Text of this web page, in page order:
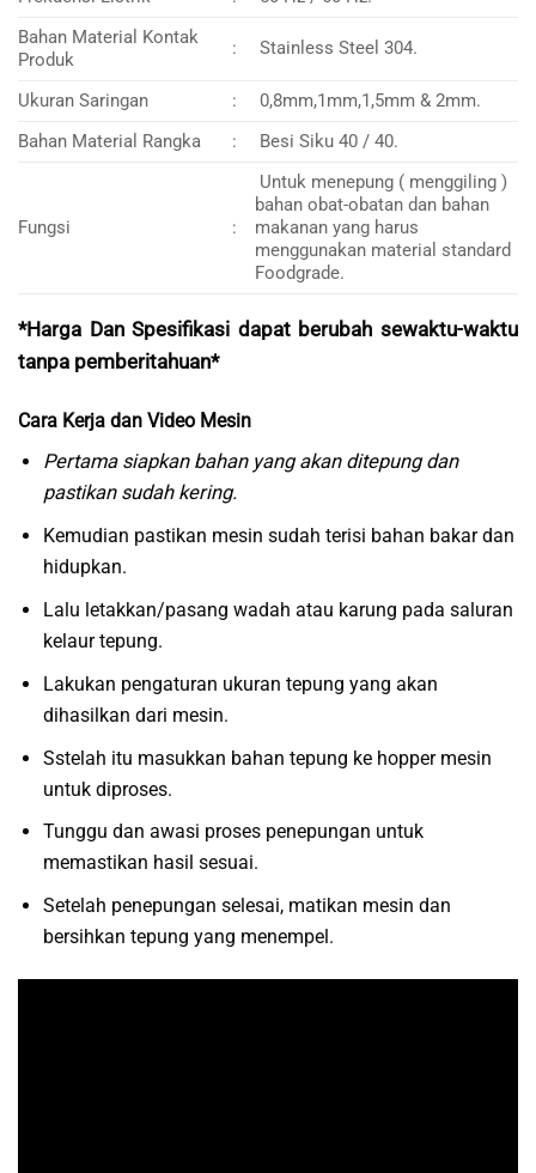
Bahan Material Kontak
Produk
: Stainless Steel 304.
Ukuran Saringan :
0,8mm,1mm,1,5mm & 2mm.
Bahan Material Rangka
: Besi Siku 40 / 40.
Fungsi :
Untuk menepung ( menggiling )
bahan obat-obatan dan bahan
makanan yang harus
menggunakan material standard
Foodgrade.
*Harga Dan Spesifikasi dapat berubah sewaktu-waktu
tanpa pemberitahuan*
Cara Kerja dan Video Mesin
Pertama siapkan bahan yang akan ditepung dan
pastikan sudah kering.
Kemudian pastikan mesin sudah terisi bahan bakar dan
hidupkan.
Lalu letakkan/pasang wadah atau karung pada saluran
kelaur tepung.
Lakukan pengaturan ukuran tepung yang akan
dihasilkan dari mesin.
Sstelah itu masukkan bahan tepung ke hopper mesin
untuk diproses.
Tunggu dan awasi proses penepungan untuk
memastikan hasil sesuai.
Setelah penepungan selesai, matikan mesin dan
bersihkan tepung yang menempel.